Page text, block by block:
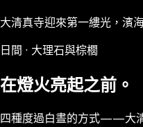
大清真寺迎來第一縷光，濱
日間 · 大理石與棕櫚
在燈火亮起之前。
四種度過白晝的方式——大